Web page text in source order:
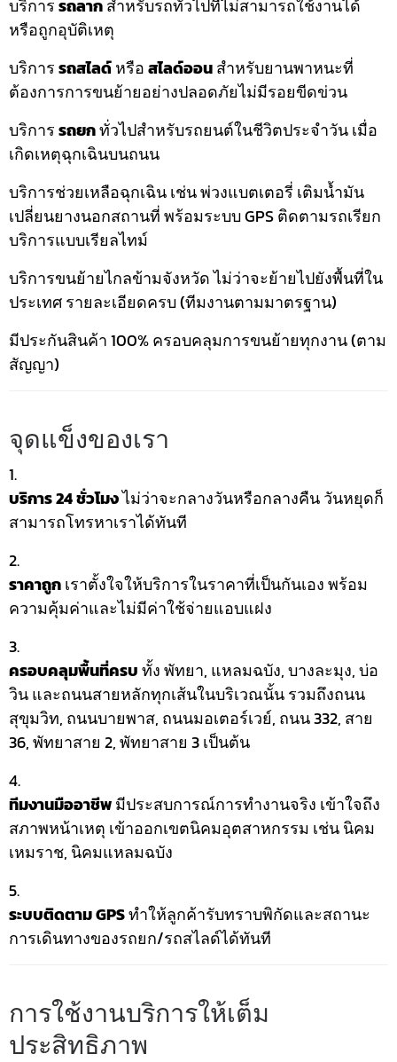
บริการรถลากสำหรับรถทั่วไปที่ไม่สามารถใช้งานได้
หรือถูกอุบัติเหตุ
บริการรถสไลด์หรือสไลด์ออนสำหรับยานพาหนะที่
ต้องการการขนย้ายอย่างปลอดภัยไม่มีรอยขีดข่วน
บริการรถยกทั่วไปสำหรับรถยนต์ในชีวิตประจำวัน เมื่อ
เกิดเหตุฉุกเฉินบนถนน
บริการช่วยเหลือฉุกเฉิน เช่น พ่วงแบตเตอรี่ เติมน้ำมัน
เปลี่ยนยางนอกสถานที่ พร้อมระบบ GPS ติดตามรถเรียก
บริการแบบเรียลไทม์
บริการขนย้ายไกลข้ามจังหวัด ไม่ว่าจะย้ายไปยังพื้นที่ใน
ประเทศ รายละเอียดครบ (ทีมงานตามมาตรฐาน)
มีประกันสินค้า 100% ครอบคลุมการขนย้ายทุกงาน (ตาม
สัญญา)
จุดแข็งของเรา
บริการ 24 ชั่วโมงไม่ว่าจะกลางวันหรือกลางคืน วันหยุดก็
สามารถโทรหาเราได้ทันที
ราคาถูกเราตั้งใจให้บริการในราคาที่เป็นกันเอง พร้อม
ความคุ้มค่าและไม่มีค่าใช้จ่ายแอบแฝง
ครอบคลุมพื้นที่ครบทั้ง พัทยา, แหลมฉบัง, บางละมุง, บ่อ
วิน และถนนสายหลักทุกเส้นในบริเวณนั้น รวมถึงถนน
สุขุมวิท, ถนนบายพาส, ถนนมอเตอร์เวย์, ถนน 332, สาย
36, พัทยาสาย 2, พัทยาสาย 3 เป็นต้น
ทีมงานมืออาชีพมีประสบการณ์การทำงานจริง เข้าใจถึง
สภาพหน้าเหตุ เข้าออกเขตนิคมอุตสาหกรรม เช่น นิคม
เหมราช, นิคมแหลมฉบัง
ระบบติดตาม GPSทำให้ลูกค้ารับทราบพิกัดและสถานะ
การเดินทางของรถยก/รถสไลด์ได้ทันที
การใช้งานบริการให้เต็ม
ประสิทธิภาพ